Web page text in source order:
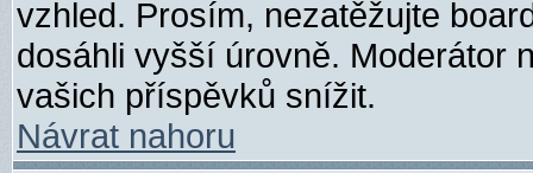
vzhled. Prosím, nezatěžujte
dosáhli vyšší úrovně. Moderátor
vašich příspěvků snížit.
Návrat nahoru